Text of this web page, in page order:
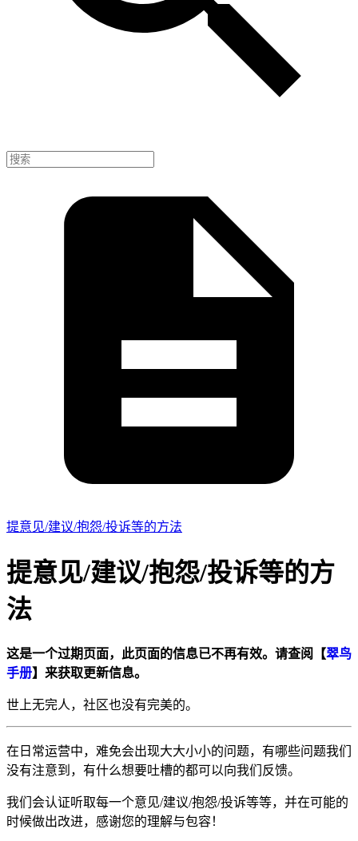
提意见/建议/抱怨/投诉等的方法
提意见/建议/抱怨/投诉等的方
法
这是一个过期页面，此页面的信息已不再有效。请查阅【翠鸟
手册】来获取更新信息。
世上无完人，社区也没有完美的。
在日常运营中，难免会出现大大小小的问题，有哪些问题我们
没有注意到，有什么想要吐槽的都可以向我们反馈。
我们会认证听取每一个意见/建议/抱怨/投诉等等，并在可能的
时候做出改进，感谢您的理解与包容！